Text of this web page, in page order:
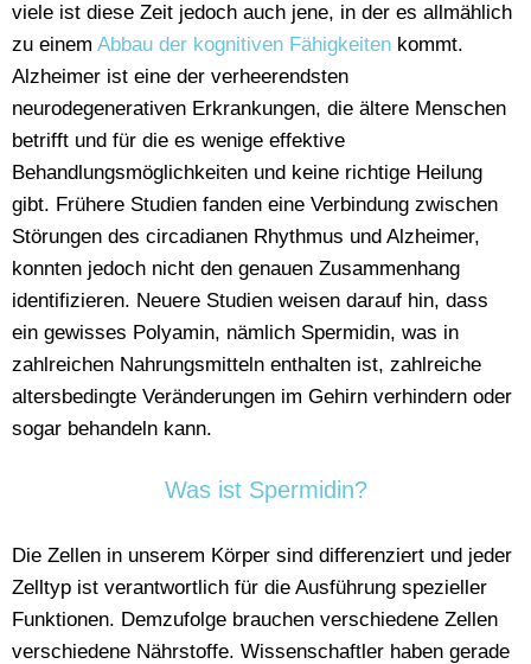
viele ist diese Zeit jedoch auch jene, in der es allmählich
zu einem Abbau der kognitiven Fähigkeiten kommt.
Alzheimer ist eine der verheerendsten
neurodegenerativen Erkrankungen, die ältere Menschen
betrifft und für die es wenige effektive
Behandlungsmöglichkeiten und keine richtige Heilung
gibt. Frühere Studien fanden eine Verbindung zwischen
Störungen des circadianen Rhythmus und Alzheimer,
konnten jedoch nicht den genauen Zusammenhang
identifizieren. Neuere Studien weisen darauf hin, dass
ein gewisses Polyamin, nämlich Spermidin, was in
zahlreichen Nahrungsmitteln enthalten ist, zahlreiche
altersbedingte Veränderungen im Gehirn verhindern oder
sogar behandeln kann.
Was ist Spermidin?
Die Zellen in unserem Körper sind differenziert und jeder
Zelltyp ist verantwortlich für die Ausführung spezieller
Funktionen. Demzufolge brauchen verschiedene Zellen
verschiedene Nährstoffe. Wissenschaftler haben gerade